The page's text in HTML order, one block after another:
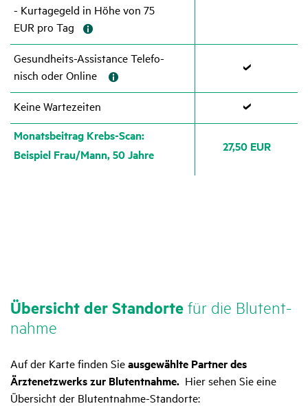
- Kurta­ge­geld in Höhe von 75
EUR pro Tag
Gesund­heits-Assis­tance Tele­fo­
nisch oder Online
Keine Warte­zeiten
Zutref­
Monats­bei­trag Krebs-Scan:
Beispiel Frau/​​Mann, 50 Jahre
27,50 EUR
Über­sicht der Stand­orte für die Blut­ent­
nahme
Auf der Karte finden Sieausgewählte Partner des
Ärztenetzwerks zur Blutentnahme. Hier sehen Sie eine
Übersicht der Blutentnahme-Standorte: